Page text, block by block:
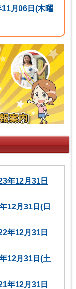
月06日(木曜
年12月31日
12月31日(日
年12月31日
12月31日(土
年12月31日